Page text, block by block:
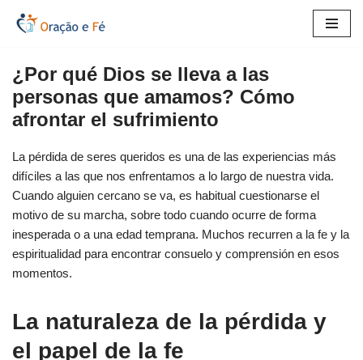
contenido
¿Por qué Dios se lleva a las
personas que amamos? Cómo
afrontar el sufrimiento
La pérdida de seres queridos es una de las experiencias más
difíciles a las que nos enfrentamos a lo largo de nuestra vida.
Cuando alguien cercano se va, es habitual cuestionarse el
motivo de su marcha, sobre todo cuando ocurre de forma
inesperada o a una edad temprana. Muchos recurren a la fe y la
espiritualidad para encontrar consuelo y comprensión en esos
momentos.
La naturaleza de la pérdida y
el papel de la fe